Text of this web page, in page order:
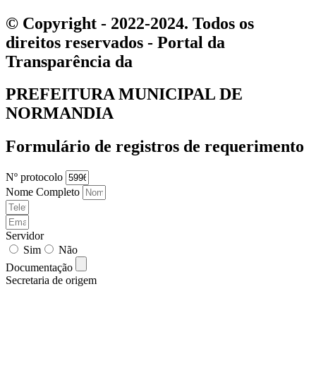
© Copyright - 2022-2024. Todos os
direitos reservados - Portal da
Transparência da
PREFEITURA MUNICIPAL DE
NORMANDIA
Formulário de registros de requerimento
Nº protocolo
Nome Completo
Servidor
Sim
Não
Documentação
Secretaria de origem